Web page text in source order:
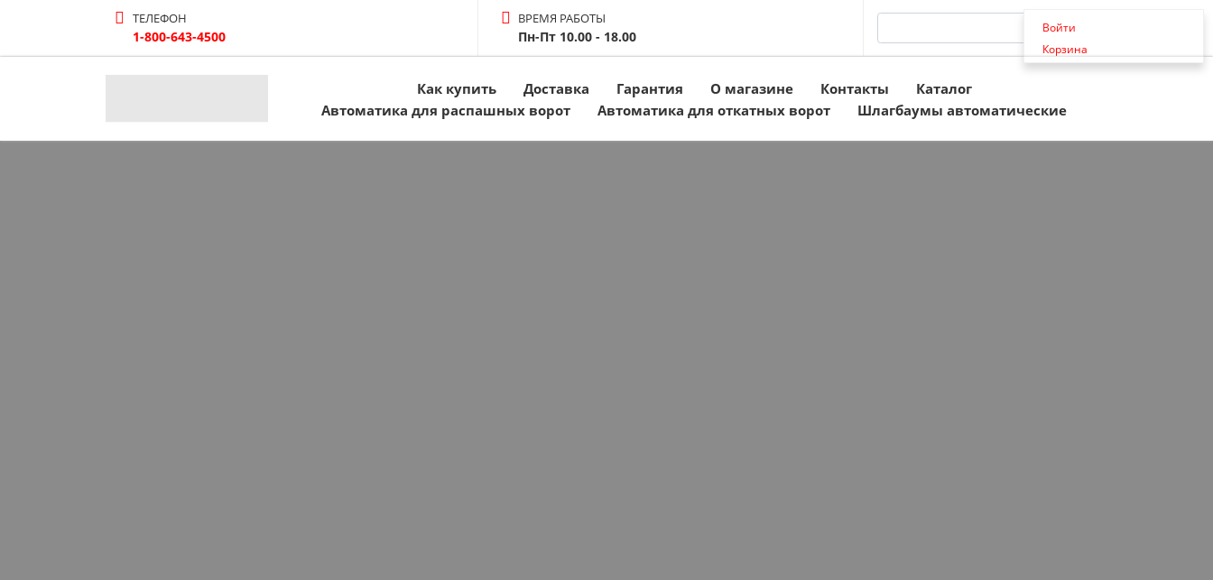
ТЕЛЕФОН
1-800-643-4500
ВРЕМЯ РАБОТЫ
Пн-Пт 10.00 - 18.00
Как купить Доставка Гарантия О магазине Контакты
Каталог
Автоматика для распашных ворот
Автоматика для откатных ворот Шлагбаумы автоматические
Войти
Корзина